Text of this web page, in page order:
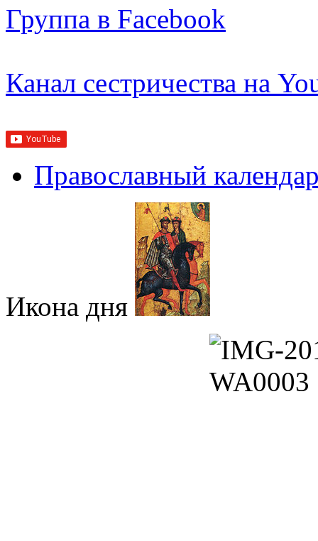
Группа в Facebook
Канал сестричества на
Православный
Икона дня